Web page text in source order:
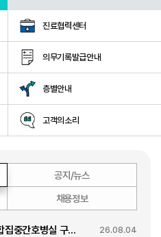
진료협력센터
의무기록발급안내
층별안내
고객의소리
대구파티마병원, 통합집중간호병실 구축 축복식 26.08.04
공지/뉴스
채용정보